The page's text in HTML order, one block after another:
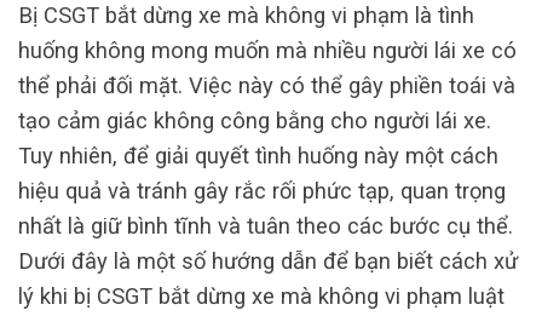
Bị CSGT bắt dừng xe mà không vi phạm là tình
huống không mong muốn mà nhiều người lái xe có
thể phải đối mặt. Việc này có thể gây phiền toái và
tạo cảm giác không công bằng cho người lái xe.
Tuy nhiên, để giải quyết tình huống này một cách
hiệu quả và tránh gây rắc rối phức tạp, quan trọng
nhất là giữ bình tĩnh và tuân theo các bước cụ thể.
Dưới đây là một số hướng dẫn để bạn biết cách xử
lý khi bị CSGT bắt dừng xe mà không vi phạm luật